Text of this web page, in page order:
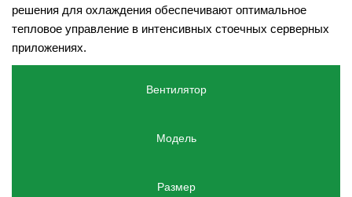
решения для охлаждения обеспечивают оптимальное
тепловое управление в интенсивных стоечных серверных
приложениях.
Вентилятор
Модель
Размер